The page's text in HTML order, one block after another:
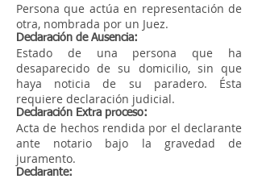
Persona que actúa en representación de
otra, nombrada por un Juez.
Declaración de Ausencia:
Estado de una persona que ha
desaparecido de su domicilio, sin que
haya noticia de su paradero. Ésta
requiere declaración judicial.
Declaración Extra proceso:
Acta de hechos rendida por el declarante
ante notario bajo la gravedad de
juramento.
Declarante: